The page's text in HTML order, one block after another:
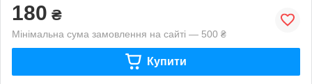
180 ₴
Мінімальна сума замовлення на сайті — 500 ₴
Купити